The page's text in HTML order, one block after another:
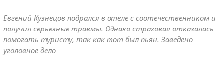
Евгений Кузнецов подрался в отеле с соотечественником и
получил серьезные травмы. Однако страховая отказалась
помогать туристу, так как тот был пьян. Заведено
уголовное дело